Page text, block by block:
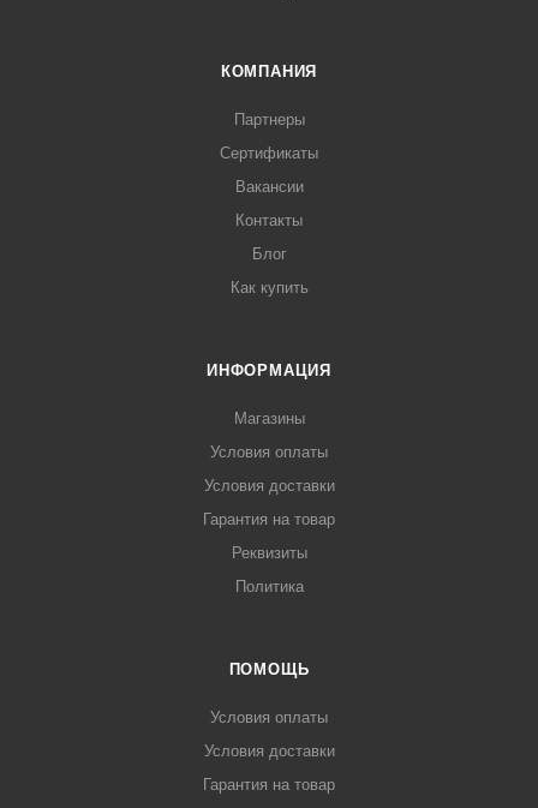
КОМПАНИЯ
Партнеры
Сертификаты
Вакансии
Контакты
Блог
Как купить
ИНФОРМАЦИЯ
Магазины
Условия оплаты
Условия доставки
Гарантия на товар
Реквизиты
Политика
ПОМОЩЬ
Условия оплаты
Условия доставки
Гарантия на товар